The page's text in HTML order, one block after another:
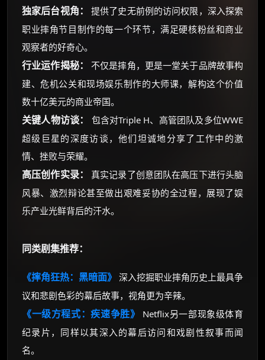
独家后台视角：
提供了史无前例的访问权限，深入探索
职业摔角节目制作的每一个环节，满足硬核粉丝和商业
观察者的好奇心。
行业运作揭秘：
不仅是摔角，更是一堂关于品牌故事构
建、危机公关和现场娱乐制作的大师课，解构这个价值
数十亿美元的商业帝国。
关键人物访谈：
包含对Triple H、高管团队及多位WWE
超级巨星的深度访谈，他们坦诚地分享了工作中的激
情、挫败与荣耀。
高压创作实录：
真实记录了创意团队在高压下进行头脑
风暴、激烈辩论甚至做出艰难妥协的全过程，展现了娱
乐产业光鲜背后的汗水。
同类剧集推荐：
《摔角狂热：黑暗面》 深入挖掘职业摔角历史上最具争
议和悲剧色彩的幕后故事，视角更为辛辣。
《一级方程式：疾速争胜》
Netflix另一部现象级体育
纪录片，同样以其深入的幕后访问和戏剧性叙事而闻
名。